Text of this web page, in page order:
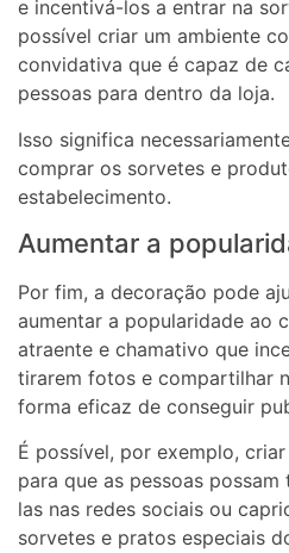
e incentivá-los a entrar na
possível criar um ambiente
convidativa que é capaz de
pessoas para dentro da loja.
Isso significa
comprar os sorvetes e
estabelecimento.
Aumentar a
Por fim, a decoração pode
aumentar a popularidade ao
atraente e chamativo que
tirarem fotos e compartilhar
forma eficaz de conseguir
É possível, por exemplo,
para que as pessoas
las nas redes sociais ou
sorvetes e pratos especiais